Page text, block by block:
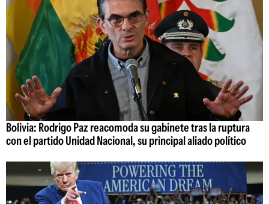
Bolivia: Rodrigo Paz reacomoda su gabinete tras la ruptura
con el partido Unidad Nacional, su principal aliado político